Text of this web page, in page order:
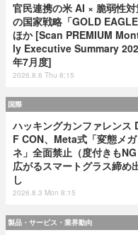
官民連携の米 AI × 脆弱性
の国家戦略「GOLD EAGLE
ほか [Scan PREMIUM
ly Executive Summary
年7月度]
2026.8.6 Thu 8:15
国際
ハッキングカンファレンス
F CON、Meta式「変態メガ
ネ」全面禁止（度付きもNG
広がるスマートグラス締め
し
2026.8.3 Mon 8:15
製品・サービス・業界動向